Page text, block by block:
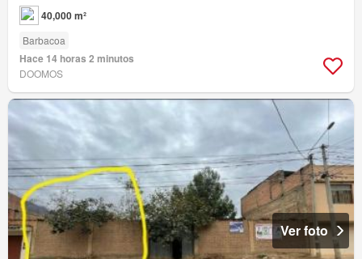
40,000 m²
Barbacoa
Hace 14 horas 2 minutos
DOOMOS
Ver foto